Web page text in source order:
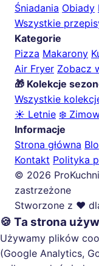
Śniadania Obiady
Wszystkie
Kategorie
Pizza Makarony
Air Fryer Zobacz
🎁 Kolekcje
Wszystkie
☀️ Letnie ❄️
Informacje
Strona główna
Kontakt Polityka
© 2026
zastrzeżone
Stworzone z ❤️
🍪 Ta strona
Używamy plików
(Google Analytics,